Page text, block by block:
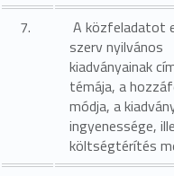
7.
A közfeladatot
szerv nyilvános
kiadványainak
témája, a
módja, a
ingyenessége,
költségtérítés